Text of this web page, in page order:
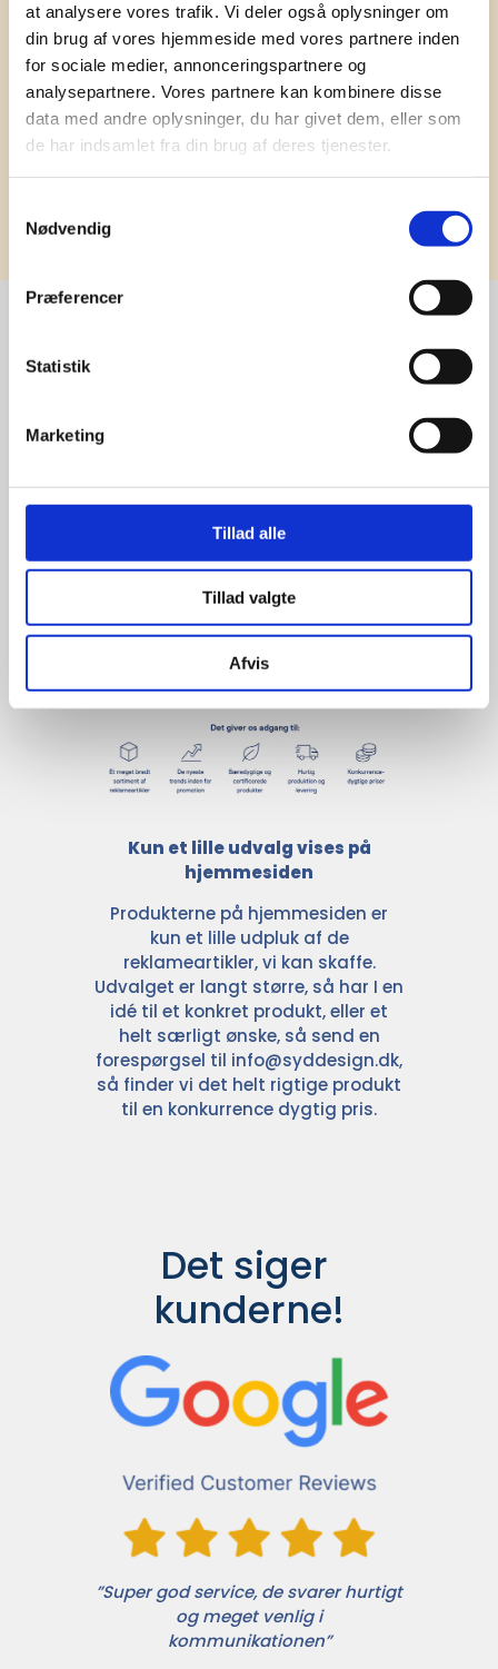
at analysere vores trafik. Vi deler også oplysninger om
din brug af vores hjemmeside med vores partnere inden
for sociale medier, annonceringspartnere og
analysepartnere. Vores partnere kan kombinere disse
data med andre oplysninger, du har givet dem, eller som
de har indsamlet fra din brug af deres tjenester.
Nødvendig
Præferencer
Statistik
Marketing
Tillad alle
Tillad valgte
Afvis
konkurrencedygtig pris siden 1991.
giver større
udvalg
For at sikre høj kvalitet og stor
leveringssikkerhed samarbejder vi
med de største og mest
anerkendte leverandører inden for
promotion.
Kun et lille udvalg vises på
hjemmesiden
Produkterne på hjemmesiden er
kun et lille udpluk af de
reklameartikler, vi kan skaffe.
Udvalget er langt større, så har I en
idé til et konkret produkt, eller et
helt særligt ønske, så send en
forespørgsel til info@syddesign.dk,
så finder vi det helt rigtige produkt
til en konkurrence dygtig pris.
Det siger
kunderne!
”Super god service, de svarer hurtigt
og meget venlig i
kommunikationen”